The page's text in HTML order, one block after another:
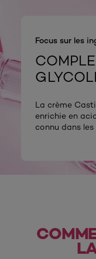
Focus sur les
La crème
enrichie en
connu dans